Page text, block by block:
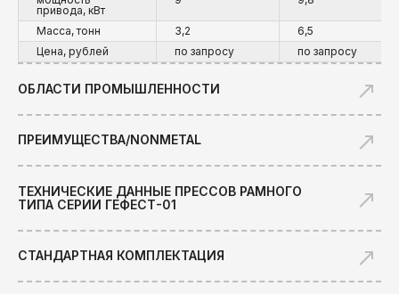
привода, кВт
Масса, тонн 3,2
6,5
Цена, рублей
по запросу по запросу
ОБЛАСТИ ПРОМЫШЛЕННОСТИ
ПРЕИМУЩЕСТВА/NONMETAL
ТЕХНИЧЕСКИЕ ДАННЫЕ ПРЕССОВ РАМНОГО
ТИПА СЕРИИ ГЕФЕСТ-01
СТАНДАРТНАЯ КОМПЛЕКТАЦИЯ
НЕМЕТАЛЛИЧЕСКИХ И
КОМПОЗИЦИОННЫХ
МАТЕРИАЛОВ